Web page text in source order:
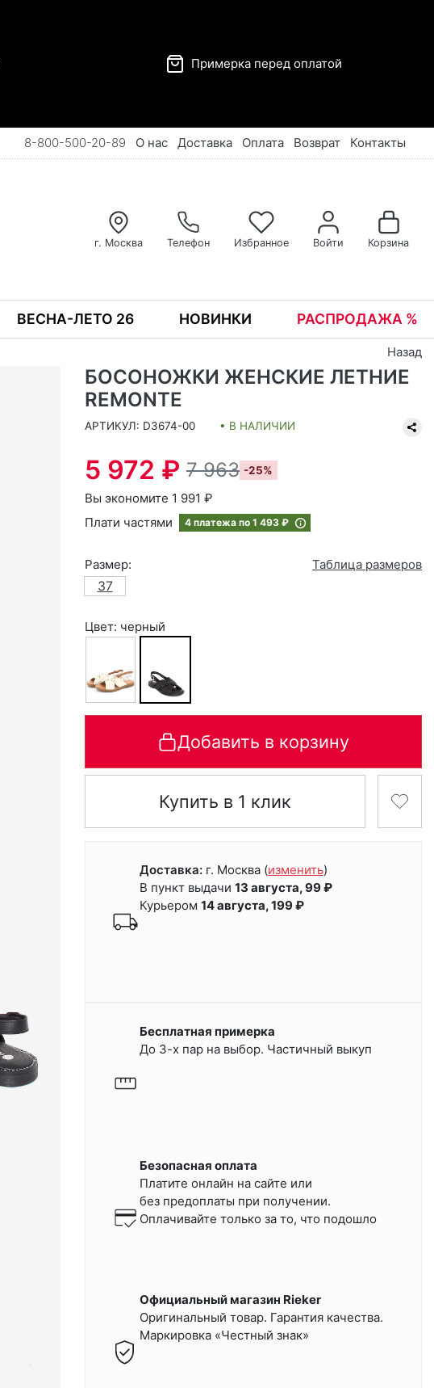
Примерка перед оплатой
8-800-500-20-89 О нас Доставка Оплата Возврат Контакты
г. Москва Телефон Избранное Войти Корзина
ВЕСНА-ЛЕТО 26 НОВИНКИ РАСПРОДАЖА %
Назад
БОСОНОЖКИ ЖЕНСКИЕ ЛЕТНИЕ
REMONTE
АРТИКУЛ: D3674-00 • В НАЛИЧИИ
5 972 ₽ 7 963 -25%
Вы экономите 1 991 ₽
Плати частями
4 платежа по 1 493 ₽
Размер:
Таблица размеров
37
Цвет: черный
Добавить в корзину
Купить в 1 клик
Доставка: г. Москва (изменить)
В пункт выдачи 13 августа, 99 ₽
Курьером 14 августа, 199 ₽
Бесплатная примерка
До 3-х пар на выбор. Частичный выкуп
Безопасная оплата
Платите онлайн на сайте или
без предоплаты при получении.
Оплачивайте только за то, что подошло
Официальный магазин Rieker
Оригинальный товар. Гарантия качества.
Маркировка «Честный знак»